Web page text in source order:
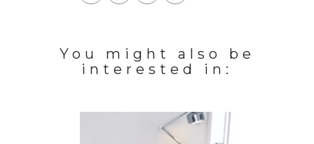
You might also be
interested in: